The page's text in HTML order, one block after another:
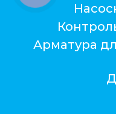
Арматура